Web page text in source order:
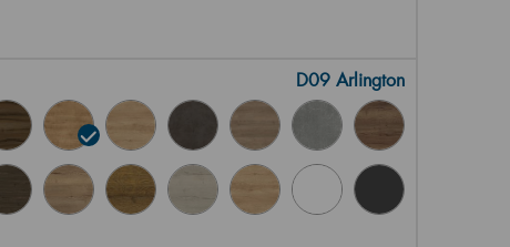
D09 Arlington